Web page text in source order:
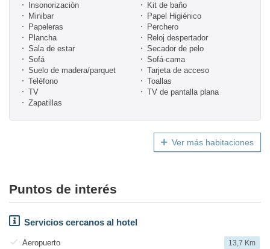
Insonorización
Kit de baño
Minibar
Papel Higiénico
Papeleras
Perchero
Plancha
Reloj despertador
Sala de estar
Secador de pelo
Sofá
Sofá-cama
Suelo de madera/parquet
Tarjeta de acceso
Teléfono
Toallas
TV
TV de pantalla plana
Zapatillas
Ver más habitaciones
Puntos de interés
Servicios cercanos al hotel
Aeropuerto 13,7 Km